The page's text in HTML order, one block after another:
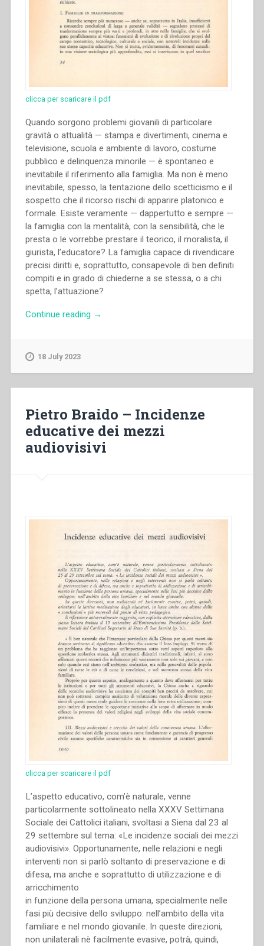
clicca per scaricare il pdf
Quando sorgono problemi giovanili di particolare
gravità o attualità — stampa e divertimenti, cinema e
televisione, scuola e ambiente di lavoro, costume
pubblico e delinquenza minorile — è spontaneo e
inevitabile il riferimento alla famiglia. Ma non è meno
inevitabile, spesso, la tentazione dello scetticismo e il
sospetto che il ricorso rischi di apparire platonico e
formale. Esiste veramente — dappertutto e sempre —
la famiglia con la mentalità, con la sensibilità, che le
presta o le vorrebbe prestare il teorico, il moralista, il
giurista, l’educatore? La famiglia capace di rivendicare
precisi diritti e, soprattutto, consapevole di ben definiti
compiti e in grado di chiederne a se stessa, o a chi
spetta, l’attuazione?
Continue reading “Pietro
→
18 July 2023
Pietro Braido – Incidenze
educative dei mezzi
audiovisivi
clicca per scaricare il pdf
L’aspetto educativo, com’è naturale, venne
particolarmente sottolineato nella XXXV Settimana
Sociale dei Cattolici italiani, svoltasi a Siena dal 23 al
29 settembre sul tema: «Le incidenze sociali dei mezzi
audiovisivi». Opportunamente, nelle relazioni e negli
interventi non si parlò soltanto di preservazione e di
difesa, ma anche e soprattutto di utilizzazione e di
arricchimento
in funzione della persona umana, specialmente nelle
fasi più decisive dello sviluppo: nell’ambito della vita
familiare e nel mondo giovanile. In queste direzioni,
non unilaterali nè facilmente evasive, potrà, quindi,